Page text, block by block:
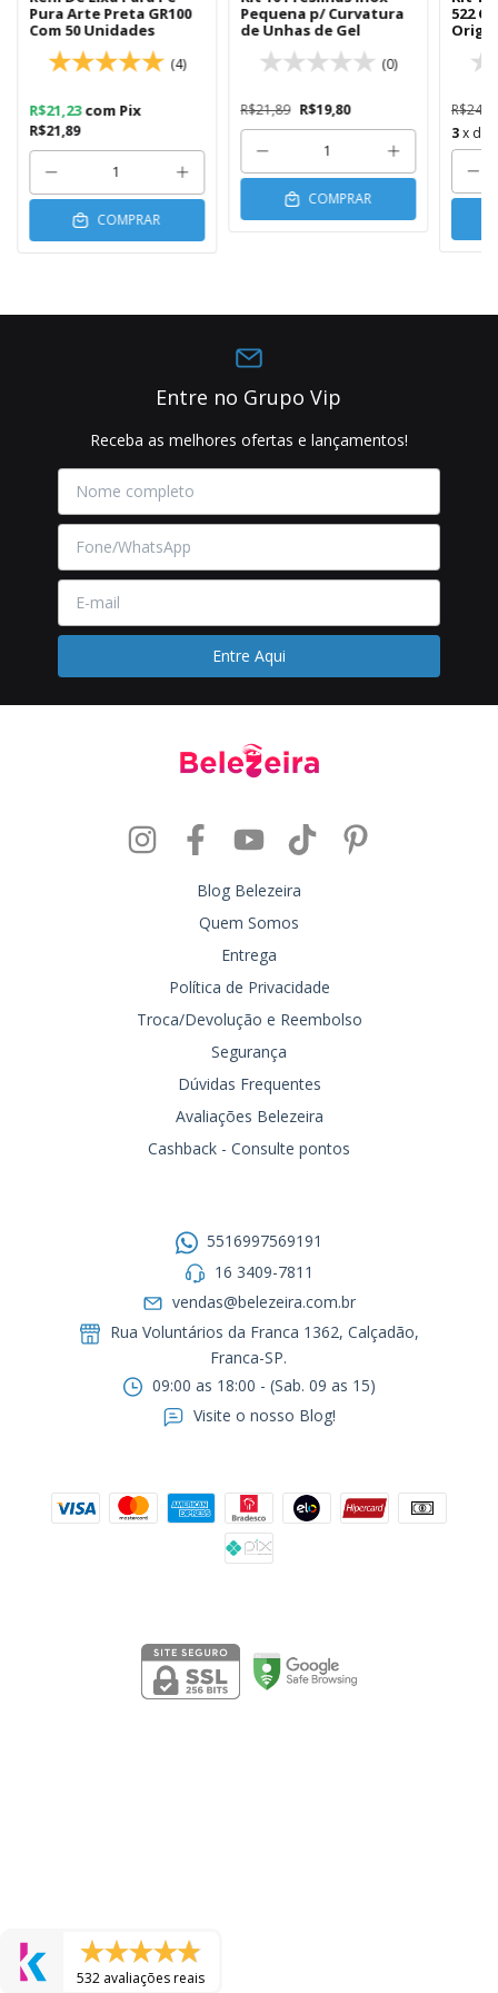
Pura Arte Preta GR100
Com 50 Unidades
(4)
R$21,89
R$21,23com Pix
COMPRAR
Pequena p/ Curvatura
de Unhas de Gel
(0)
R$21,89 R$19,80
COMPRAR
522
3 x de
Entre no Grupo Vip
Receba as melhores ofertas e lançamentos!
Blog Belezeira
Quem Somos
Entrega
Política de Privacidade
Troca/Devolução e Reembolso
Segurança
Dúvidas Frequentes
Avaliações Belezeira
Cashback - Consulte pontos
5516997569191
16 3409-7811
vendas@belezeira.com.br
Rua Voluntários da Franca 1362, Calçadão,
Franca-SP.ㅤㅤㅤㅤㅤㅤㅤㅤㅤㅤㅤ
09:00 as 18:00 - (Sab. 09 as 15)
Visite o nosso Blog!
532 avaliações reais